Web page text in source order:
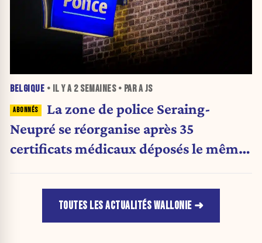
BELGIQUE • IL Y A 2 SEMAINES• PAR A JS
La zone de police Seraing-
Neupré se réorganise après 35
certificats médicaux déposés le même
TOUTES LES ACTUALITÉS WALLONIE